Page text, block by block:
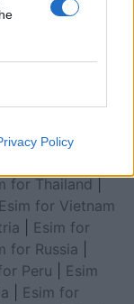
Policy
Esim for Africa
Gulf
Portugal
for Thailand
Esim for Vietnam
Esim for
for Russia
Peru
Esim
Esim for